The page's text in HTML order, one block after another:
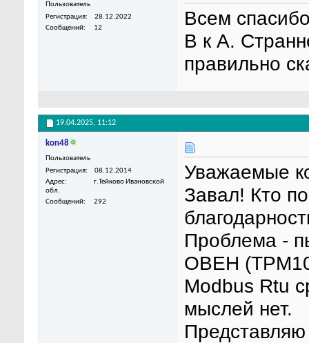
Пользователь
Регистрация
28.12.2022
Сообщений
12
Всем
В к А.
правильно
19.04.2025, 11:12
kon48
Пользователь
Регистрация
08.12.2014
Адрес
г.Тейково Ивановской
обл.
Сообщений
292
Уважаемые
Завал! Кто
Проблема -
ОВЕН
Modbus Rtu
мыслей нет.